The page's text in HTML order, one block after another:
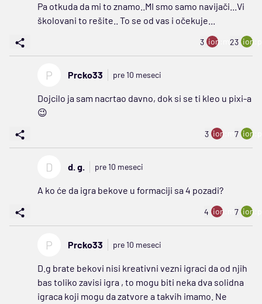
Pa otkuda da mi to znamo..MI smo samo navijači...Vi
školovani to rešite.. To se od vas i očekuje...
3 ion:minus
23
P Prcko33 pre 10 meseci
Dojcilo ja sam nacrtao davno, dok si se ti kleo u pixi-a
😉
3 ion:minus
7
D d. g. pre 10 meseci
A ko će da igra bekove u formaciji sa 4 pozadi?
4 ion:minus
7
P Prcko33 pre 10 meseci
D.g brate bekovi nisi kreativni vezni igraci da od njih
bas toliko zavisi igra , to mogu biti neka dva solidna
igraca koji mogu da zatvore a takvih imamo. Ne